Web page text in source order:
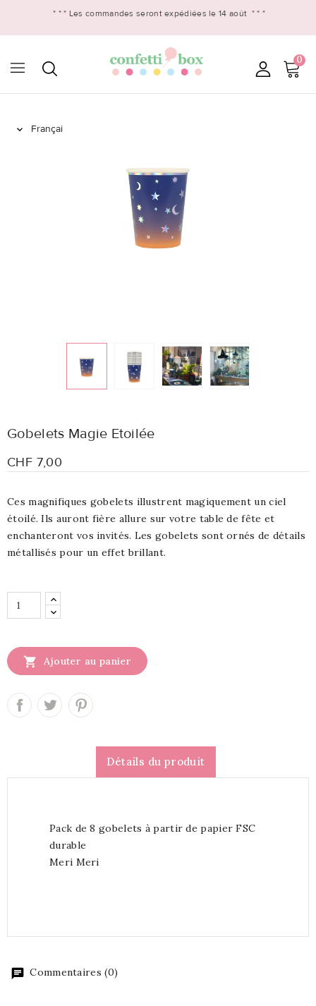
* * * Les commandes seront expédiées le 14 août * * *
0

Gobelets Magie Etoilée
CHF 7,00
Ces magnifiques gobelets illustrent magiquement un ciel
étoilé. Ils auront fière allure sur votre table de fête et
enchanteront vos invités. Les gobelets sont ornés de détails
métallisés pour un effet brillant.
 Ajouter au panier
Détails du produit
Pack de 8 gobelets à partir de papier FSC
durable
Meri Meri
Commentaires (0)